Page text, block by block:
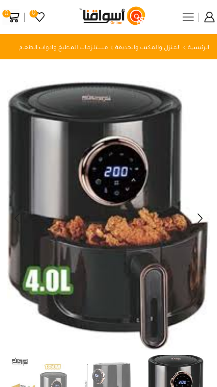
0
0
الرئيسية المنزل والمكتب والحديقة مستلزمات المطبخ وادوات الطعام